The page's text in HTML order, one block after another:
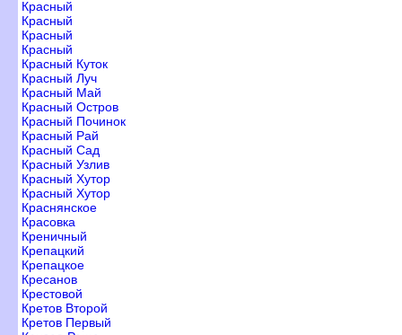
Красный
Красный
Красный
Красный
Красный Куток
Красный Луч
Красный Май
Красный Остро
Красный Починок
Красный Рай
Красный Сад
Красный Узли
Красный Хутор
Красный Хутор
Краснянское
Красовка
Креничный
Крепацкий
Крепацкое
Кресано
Крестовой
Кретов Второй
Кретов Первый